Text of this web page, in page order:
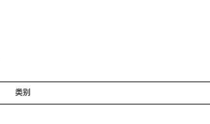
类别